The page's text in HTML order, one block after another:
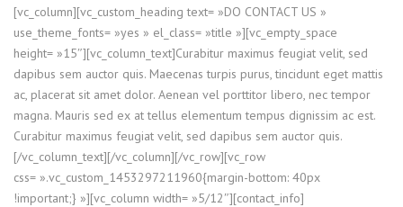
[vc_column][vc_custom_heading text= »DO CONTACT US »
use_theme_fonts= »yes » el_class= »title »][vc_empty_space
height= »15″][vc_column_text]Curabitur maximus feugiat velit, sed
dapibus sem auctor quis. Maecenas turpis purus, tincidunt eget mattis
ac, placerat sit amet dolor. Aenean vel porttitor libero, nec tempor
magna. Mauris sed ex at tellus elementum tempus dignissim ac est.
Curabitur maximus feugiat velit, sed dapibus sem auctor quis.
[/vc_column_text][/vc_column][/vc_row][vc_row
css= ».vc_custom_1453297211960{margin-bottom: 40px
!important;} »][vc_column width= »5/12″][contact_info]